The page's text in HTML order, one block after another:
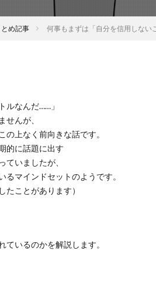
とめ記事 何事もまずは「自分を信用しない
ルなんだ……」
せんが、
の上なく前向きな話です。
的に話題に出す
ていましたが、
るマインドセットのようです。
たことがあります）
ているのかを解説します。